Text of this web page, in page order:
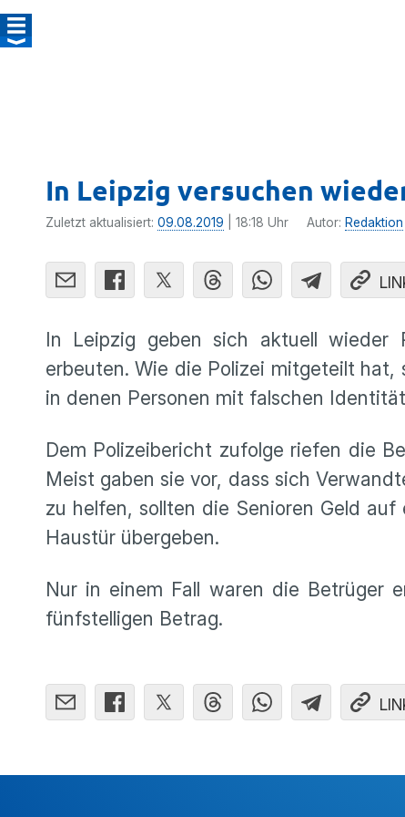
In Leipzig versuchen
Zuletzt aktualisiert: 09.08.2019 | 18:18 Uhr Autor: Redaktion
In Leipzig geben sich aktuell wieder
erbeuten. Wie die Polizei mitgeteilt
in denen Personen mit falschen
Dem Polizeibericht zufolge riefen die
Meist gaben sie vor, dass sich
zu helfen, sollten die Senioren Geld
Haustür übergeben.
Nur in einem Fall waren die Betrüger
fünfstelligen Betrag.